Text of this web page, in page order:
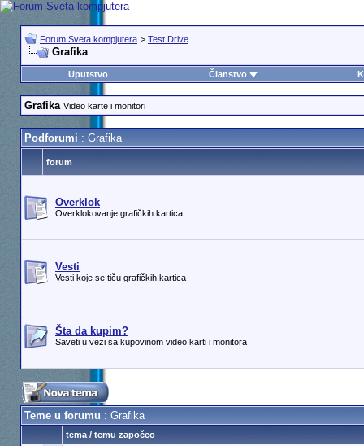
Forum Sveta kompjutera > Test Drive
Grafika
Uputstvo Članstvo
Grafika Video karte i monitori
Podforumi : Grafika
forum
Overklok
Overklokovanje grafičkih kartica
Vesti
Vesti koje se tiču grafičkih kartica
Šta da kupim?
Saveti u vezi sa kupovinom video karti i monitora
Teme u forumu: Grafika
tema/ temu započeo